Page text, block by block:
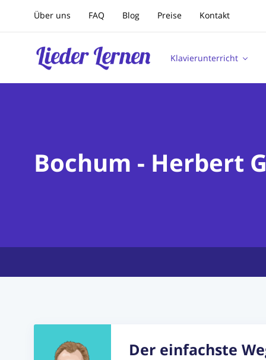
Über uns FAQ Blog Preise Kontakt
Klavierunterricht
Bochum - Herbert
Der einfachste